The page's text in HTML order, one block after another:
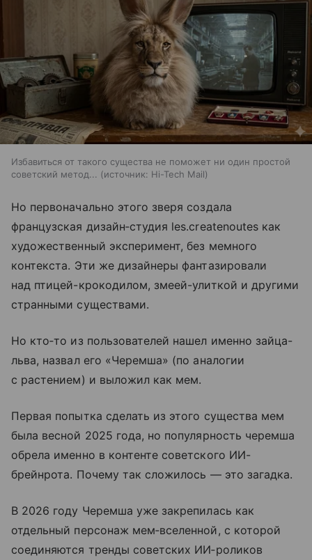
Избавиться от такого существа не поможет ни один простой
советский метод...
источник: Hi-Tech Mail
Но первоначально этого зверя создала
французская дизайн‑студия les.createnoutes как
художественный эксперимент, без мемного
контекста. Эти же дизайнеры фантазировали
над птицей-крокодилом, змеей-улиткой и другими
странными существами.
Но кто‑то из пользователей нашел именно зайца-
льва, назвал его «Черемша» (по аналогии
с растением) и выложил как мем.
Первая попытка сделать из этого существа мем
была весной 2025 года, но популярность черемша
обрела именно в контенте советского ИИ-
брейнрота. Почему так сложилось — это загадка.
В 2026 году Черемша уже закрепилась как
отдельный персонаж мем‑вселенной, с которой
соединяются тренды советских ИИ‑роликов